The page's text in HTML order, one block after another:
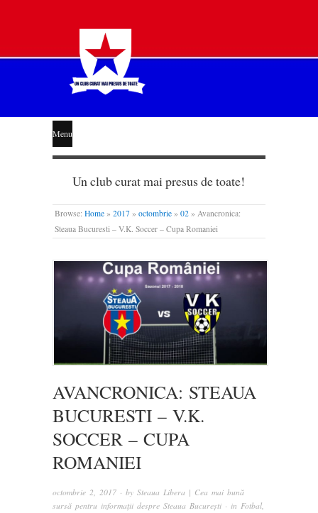
STEAUA
LIBERĂ
Menu
Un club curat mai presus de toate!
Browse: Home » 2017 » octombrie » 02 » Avancronica:
Steaua Bucuresti – V.K. Soccer – Cupa Romaniei
AVANCRONICA: STEAUA
BUCURESTI – V.K.
SOCCER – CUPA
ROMANIEI
octombrie 2, 2017 · by Steaua Libera | Cea mai bună
sursă pentru informații despre Steaua București · in Fotbal,